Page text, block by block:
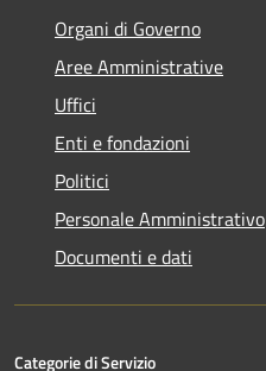
Organi di Governo
Aree Amministrative
Uffici
Enti e fondazioni
Politici
Personale Amministrativo
Documenti e dati
Categorie di Servizio